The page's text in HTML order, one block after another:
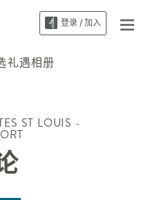
登录 / 加入
礼遇相册
ST LOUIS -